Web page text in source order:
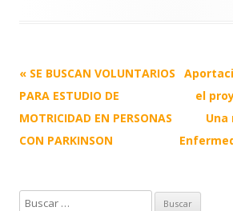
Post
navigation
« SE BUSCAN VOLUNTARIOS
PARA ESTUDIO DE
MOTRICIDAD EN PERSONAS
CON PARKINSON
el